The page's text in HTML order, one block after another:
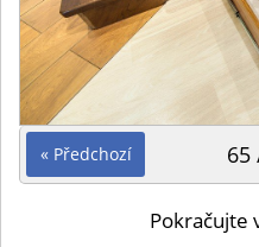
« Předchozí 65
Pokračujte